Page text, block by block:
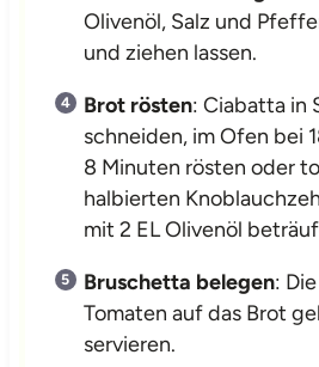
Olivenöl, Salz und
und ziehen lassen.
Brot rösten: Ciabatta in
schneiden, im Ofen bei
8 Minuten rösten oder
halbierten
mit 2 EL Olivenöl
Bruschetta belegen:
Tomaten auf das Brot
servieren.